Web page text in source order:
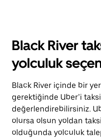
Black River
yolculuk
Black River içinde bir
gerektiğinde Uber’i
değerlendirebilirsiniz.
olursa olsun yoldan
olduğunda yolculuk